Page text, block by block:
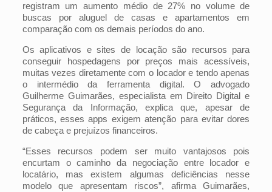
registram um aumento médio de 27% no volume de
buscas por aluguel de casas e apartamentos em
comparação com os demais períodos do ano.
Os aplicativos e sites de locação são recursos para
conseguir hospedagens por preços mais acessíveis,
muitas vezes diretamente com o locador e tendo apenas
o intermédio da ferramenta digital. O advogado
Guilherme Guimarães, especialista em Direito Digital e
Segurança da Informação, explica que, apesar de
práticos, esses apps exigem atenção para evitar dores
de cabeça e prejuízos financeiros.
“Esses recursos podem ser muito vantajosos pois
encurtam o caminho da negociação entre locador e
locatário, mas existem algumas deficiências nesse
modelo que apresentam riscos”, afirma Guimarães,